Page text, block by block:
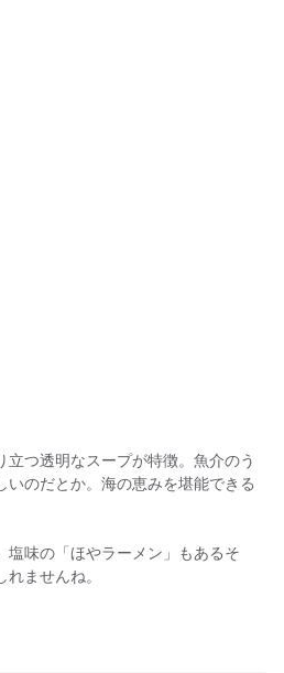
立つ透明なスープが特徴。魚介のう
いのだとか。海の恵みを堪能できる
塩味の「ほやラーメン」もあるそ
ませんね。